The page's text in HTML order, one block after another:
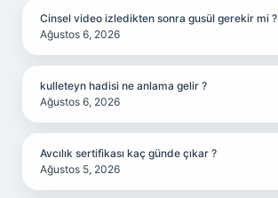
Cinsel video izledikten sonra gusül gerekir mi ?
Ağustos 6, 2026
kulleteyn hadisi ne anlama gelir ?
Ağustos 6, 2026
Avcılık sertifikası kaç günde çıkar ?
Ağustos 5, 2026